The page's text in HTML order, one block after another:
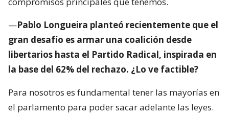
—Pablo Longueira planteó recientemente que el
gran desafío es armar una coalición desde
libertarios hasta el Partido Radical, inspirada en
la base del 62% del rechazo. ¿Lo ve factible?
Para nosotros es fundamental tener las mayorías en
el parlamento para poder sacar adelante las leyes.